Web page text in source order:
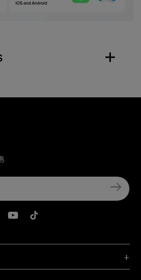
Kong
Instagram
Hong Kong
Belkin Youtube
Belkin TikTok